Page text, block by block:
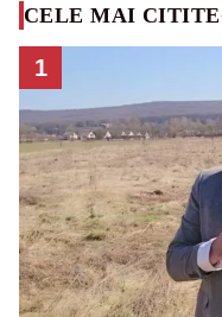
CELE MAI CITITE
1